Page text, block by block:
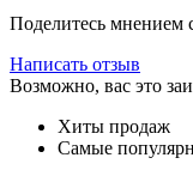
Поделитесь мнением
Написать отзыв
Возможно, вас это
Хиты продаж
Самые